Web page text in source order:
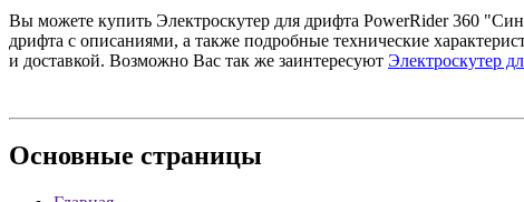
Вы можете купить Электроскутер для дрифта PowerRider 360
дрифта с описаниями, а также подробные технические
и доставкой. Возможно Вас так же заинтересуют Электроскутер
Основные страницы